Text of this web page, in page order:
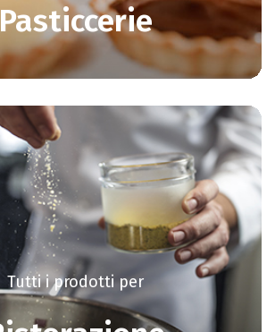
Pasticcerie
Tutti i prodotti per